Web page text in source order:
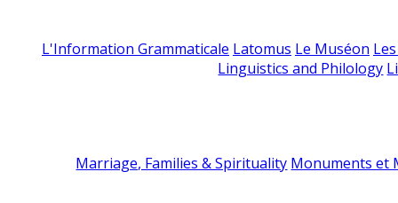
L'Information Grammaticale Latomus Le Muséon
Linguistics and Philology
Marriage, Families & Spirituality Monuments et